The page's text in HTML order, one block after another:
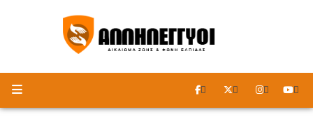
ΑΚΟΥΣΤΕ ΤΟ ΡΑΔΙΟΦΩΝΟ